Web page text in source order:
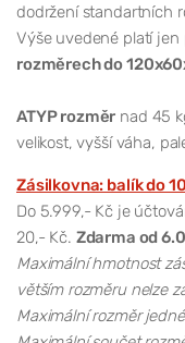
dodržení standartních
Výše uvedené platí jen
rozměrech do
ATYP rozměr nad 45
velikost, vyšší váha,
Zásilkovna: balík do
Do 5.999,- Kč je
20,- Kč. Zdarma od
Maximální hmotnost
větším rozměru nelze
Maximální rozměr